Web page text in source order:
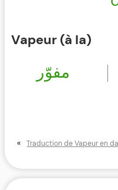
Vapeur (à la)
مفوّر
« Traduction de Vapeur en